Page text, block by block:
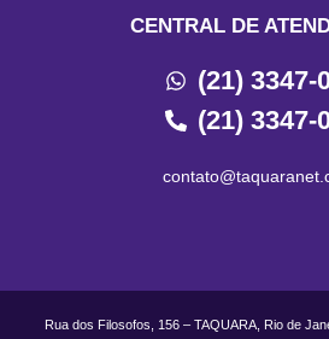
CENTRAL DE
(21) 3347-
(21) 3347-
Rua dos Filosofos, 156 – TAQUARA, Rio de